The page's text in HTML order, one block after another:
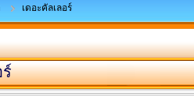
เดอะคัลเลอร์
ร์